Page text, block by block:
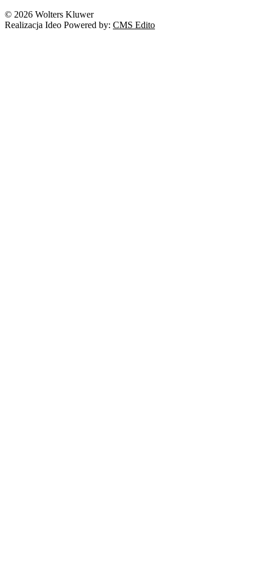
Prawo autorskie
© 2026 Wolters Kluwer
Realizacja Ideo Powered by: CMS Edito